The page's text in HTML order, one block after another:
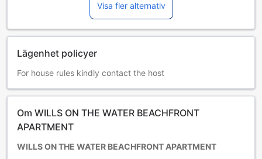
Visa fler alternativ
Lägenhet policyer
For house rules kindly contact the host
Om WILLS ON THE WATER BEACHFRONT
APARTMENT
WILLS ON THE WATER BEACHFRONT APARTMENT